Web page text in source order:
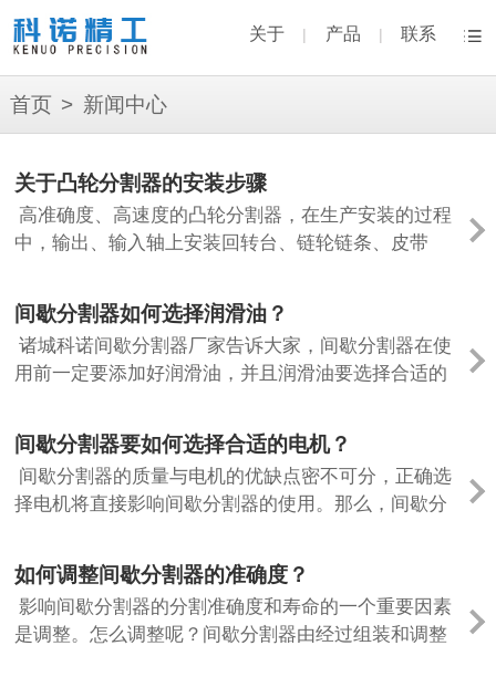
关于 | 产品 | 联系
首页 > 新闻中心
关于凸轮分割器的安装步骤
高准确度、高速度的凸轮分割器，在生产安装的过程
中，输出、输入轴上安装回转台、链轮链条、皮带
由诸城科诺凸轮分割器厂家来为大家介绍一...
间歇分割器如何选择润滑油？
诸城科诺间歇分割器厂家告诉大家，间歇分割器在使
用前一定要添加好润滑油，并且润滑油要选择合适的
坏。 1、不正确的选择会降低间歇分割器的准...
间歇分割器要如何选择合适的电机？
间歇分割器的质量与电机的优缺点密不可分，正确选
择电机将直接影响间歇分割器的使用。那么，间歇分
器厂家告诉大家，一种是普通电机，动...
如何调整间歇分割器的准确度？
影响间歇分割器的分割准确度和寿命的一个重要因素
是调整。怎么调整呢？间歇分割器由经过组装和调整